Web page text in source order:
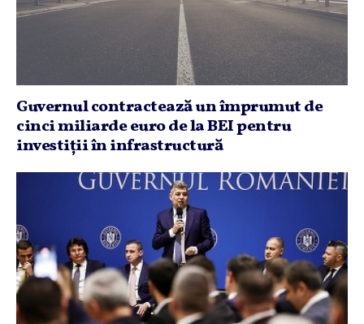
Guvernul contractează un împrumut de
cinci miliarde euro de la BEI pentru
investiţii în infrastructură